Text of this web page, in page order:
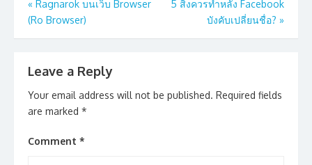
Post
navigation
« Ragnarok บนเว็บ Browser
(Ro Browser)
5 สิ่งควรทำหลัง Facebook
บังคับเปลี่ยนชื่อ? »
Leave a Reply
Your email address will not be published. Required fields
are marked *
Comment *